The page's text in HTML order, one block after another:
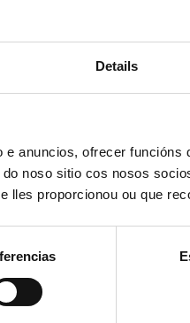
Details
anuncios, ofrecer
noso sitio cos nosos
lles proporcionou ou que